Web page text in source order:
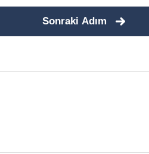
Sonraki Adım